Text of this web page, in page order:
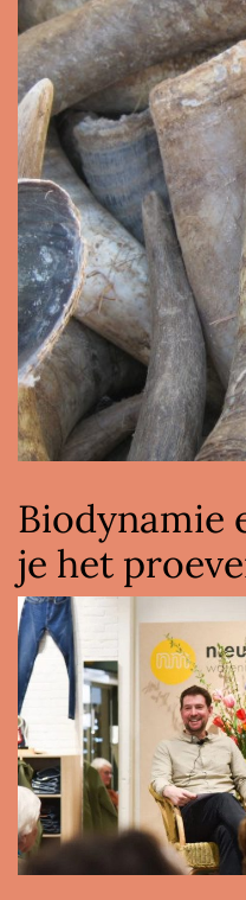
Biodynamie
je het